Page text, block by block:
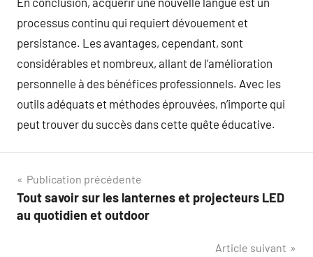
processus continu qui requiert dévouement et
persistance. Les avantages, cependant, sont
considérables et nombreux, allant de l’amélioration
personnelle à des bénéfices professionnels. Avec les
outils adéquats et méthodes éprouvées, n’importe qui
peut trouver du succès dans cette quête éducative.
Navigation
de
Publication précédente
Tout savoir sur les lanternes et projecteurs LED
au quotidien et outdoor
Article suivant